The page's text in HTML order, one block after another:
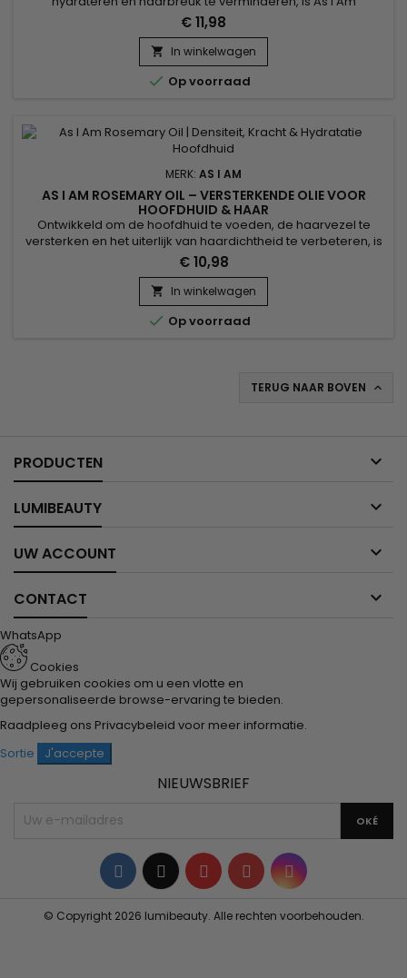
Rosemary Conditioner een versterkende conditioner met
rozemarijn die ideaal is voor verzwakt, fijn, krullend of dunner
wordend haar. De formule verzacht, disciplineert en
vergemakkelijkt het ontwarren zonder het haar te verzwaren.
Verrijkt met...
€ 11,98
 In winkelwagen
 Op voorraad
MERK: AS I AM
AS I AM ROSEMARY OIL – VERSTERKENDE OLIE VOOR
HOOFDHUID & HAAR
Ontwikkeld om de hoofdhuid te voeden, de haarvezel te
versterken en het uiterlijk van haardichtheid te verbeteren, is
As I Am Rosemary Oil een versterkende rozemarijnolie die
ideaal is voor verzwakt of futloos haar. De kalmerende geur
van rozemarijn en pepermunt zorgt voor een frisse sensatie
terwijl zowel de hoofdhuid als de lengtes worden...
€ 10,98
 In winkelwagen
 Op voorraad
TERUG NAAR BOVEN 
PRODUCTEN 
LUMIBEAUTY 
UW ACCOUNT 
CONTACT 
WhatsApp
Cookies
Wij gebruiken cookies om u een vlotte en
gepersonaliseerde browse-ervaring te bieden.
Raadpleeg ons Privacybeleid voor meer informatie.
Sortie
J'accepte
NIEUWSBRIEF
Facebook
TwitterYouTubePinterestInstagram
© Copyright 2026 lumibeauty. Alle rechten voorbehouden.